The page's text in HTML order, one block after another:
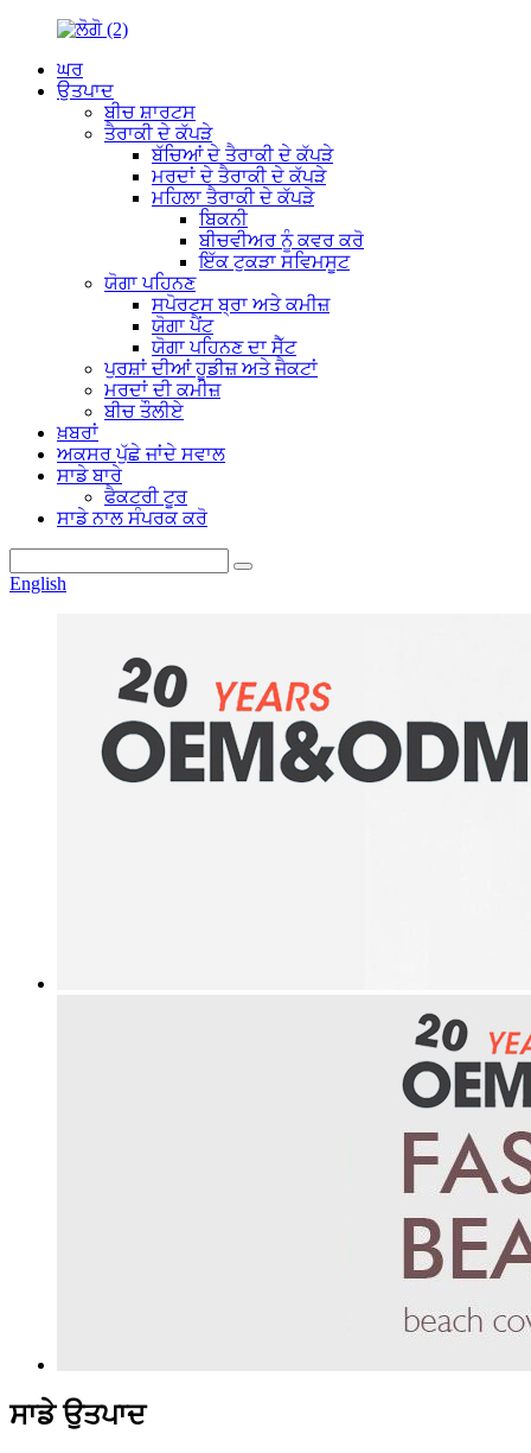
ਘਰ
ਉਤਪਾਦ
ਬੀਚ ਸ਼ਾਰਟਸ
ਤੈਰਾਕੀ ਦੇ ਕੱਪੜੇ
ਬੱਚਿਆਂ ਦੇ ਤੈਰਾਕੀ ਦੇ ਕੱਪੜੇ
ਮਰਦਾਂ ਦੇ ਤੈਰਾਕੀ ਦੇ ਕੱਪੜੇ
ਮਹਿਲਾ ਤੈਰਾਕੀ ਦੇ ਕੱਪੜੇ
ਬਿਕਨੀ
ਬੀਚਵੀਅਰ ਨੂੰ ਕਵਰ ਕਰੋ
ਇੱਕ ਟੁਕੜਾ ਸਵਿਮਸੂਟ
ਯੋਗਾ ਪਹਿਨਣ
ਸਪੋਰਟਸ ਬ੍ਰਾ ਅਤੇ ਕਮੀਜ਼
ਯੋਗਾ ਪੈਂਟ
ਯੋਗਾ ਪਹਿਨਣ ਦਾ ਸੈੱਟ
ਪੁਰਸ਼ਾਂ ਦੀਆਂ ਹੂਡੀਜ਼ ਅਤੇ ਜੈਕਟਾਂ
ਮਰਦਾਂ ਦੀ ਕਮੀਜ਼
ਬੀਚ ਤੌਲੀਏ
ਖ਼ਬਰਾਂ
ਅਕਸਰ ਪੁੱਛੇ ਜਾਂਦੇ ਸਵਾਲ
ਸਾਡੇ ਬਾਰੇ
ਫੈਕਟਰੀ ਟੂਰ
ਸਾਡੇ ਨਾਲ ਸੰਪਰਕ ਕਰੋ
English
ਸਾਡੇ ਉਤਪਾਦ